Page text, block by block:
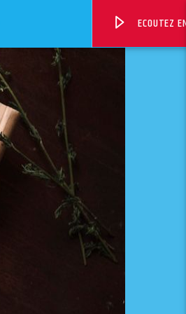
ECOUTEZ